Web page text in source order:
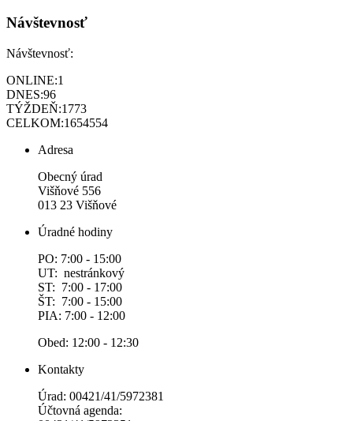
Návštevnosť
Návštevnosť:
ONLINE:1
DNES:96
TÝŽDEŇ:1773
CELKOM:1654554
Adresa
Obecný úrad
Višňové 556
013 23 Višňové
Úradné hodiny
PO: 7:00 - 15:00
UT: nestránkový
ST: 7:00 - 17:00
ŠT: 7:00 - 15:00
PIA: 7:00 - 12:00
Obed: 12:00 - 12:30
Kontakty
Úrad: 00421/41/5972381
Účtovná agenda: